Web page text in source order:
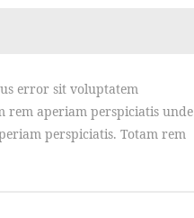
error sit voluptatem
rem aperiam perspiciatis unde
perspiciatis. Totam rem